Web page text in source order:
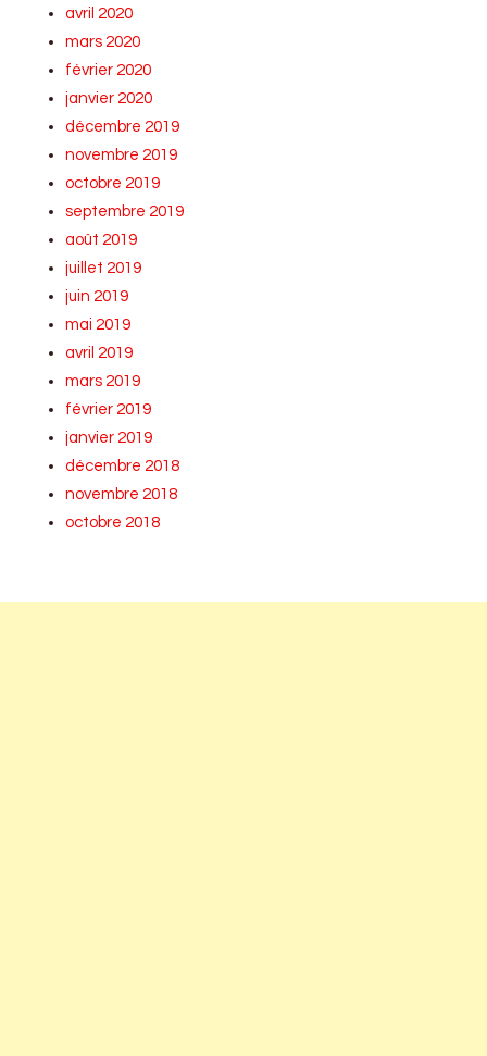
avril 2020
mars 2020
février 2020
janvier 2020
décembre 2019
novembre 2019
octobre 2019
septembre 2019
août 2019
juillet 2019
juin 2019
mai 2019
avril 2019
mars 2019
février 2019
janvier 2019
décembre 2018
novembre 2018
octobre 2018